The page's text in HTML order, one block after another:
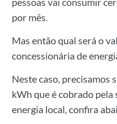
por mês.
Mas então qual será o
concessionária de
Neste caso, precisamos
kWh que é cobrado pela
energia local, confira